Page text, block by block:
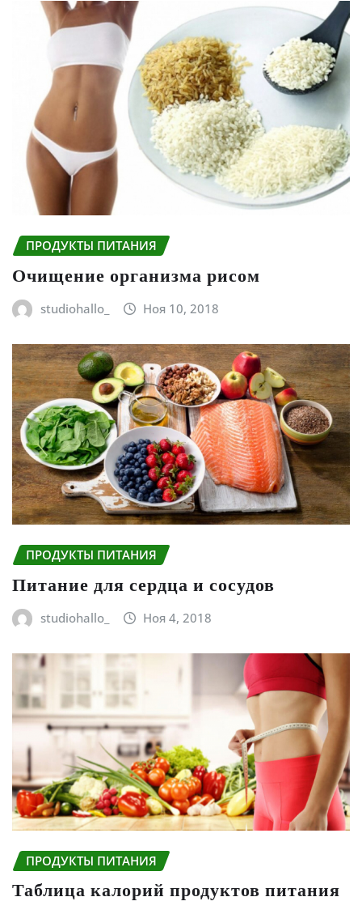
ПРОДУКТЫ ПИТАНИЯ
Очищение организма рисом
studiohallo_ Ноя 10, 2018
ПРОДУКТЫ ПИТАНИЯ
Питание для сердца и сосудов
studiohallo_ Ноя 4, 2018
ПРОДУКТЫ ПИТАНИЯ
Таблица калорий продуктов питания